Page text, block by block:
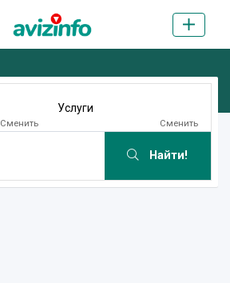
Сменить
Услуги
Сменить
Найти!